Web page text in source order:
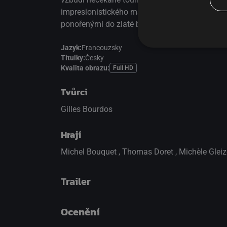
impresionistického malíře Augustea Renoira
ponořenými do zlaté barvy a vyvolávajícími
Jazyk:Francouzsky
Titulky:Česky
Kvalita obrazu:
Full HD
Tvůrci
Gilles Bourdos
Hrají
Michel Bouquet , Thomas Doret , Michèle
Trailer
Ocenění